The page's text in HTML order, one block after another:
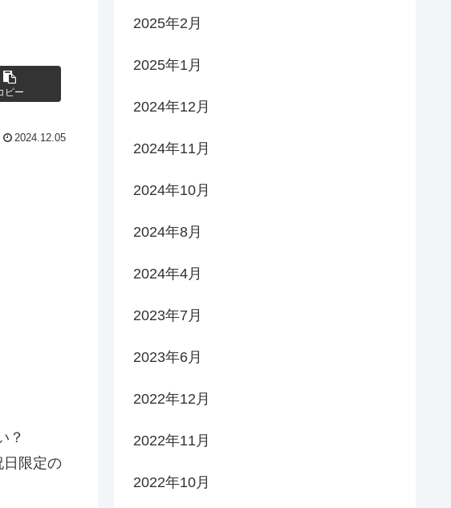
ピー
2024.12.05
？
日限定の
2025年2月
2025年1月
2024年12月
2024年11月
2024年10月
2024年8月
2024年4月
2023年7月
2023年6月
2022年12月
2022年11月
2022年10月